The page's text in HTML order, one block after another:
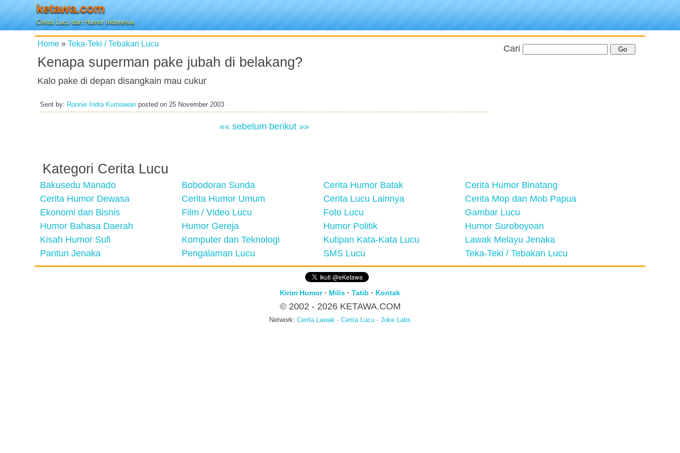
ketawa.com
Cerita Lucu dan Humor Indonesia
Home » Teka-Teki / Tebakan Lucu
Kenapa superman pake jubah di belakang?
Kalo pake di depan disangkain mau cukur
Sent by: Ronnie Indra Kurniawan posted on 25 November 2003
«« sebelum berikut »»
Cari
Kategori Cerita Lucu
Bakusedu Manado Bobodoran Sunda Cerita Humor Batak
Cerita Humor Binatang
Cerita Humor Dewasa
Cerita Humor Umum Cerita Lucu Lainnya
Cerita Mop dan Mob Papua
Ekonomi dan Bisnis
Film / Video Lucu Foto Lucu
Gambar Lucu
Humor Bahasa Daerah
Humor Gereja Humor Politik
Humor Suroboyoan
Kisah Humor Sufi
Komputer dan Teknologi Kutipan Kata-Kata Lucu
Lawak Melayu Jenaka
Pantun Jenaka
Pengalaman Lucu SMS Lucu Teka-Teki / Tebakan Lucu
Kirim Humor· Milis · Tatib · Kontak
© 2002 - 2026 KETAWA.COM
Network: Cerita Lawak · Cerita Lucu · Joke Labs